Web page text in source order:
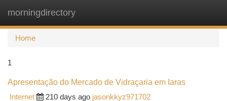
morningdirectory
Home
1
Apresentação do Mercado de Vidraçaria em Iaras
Internet
210 days ago jasonkkyz971702